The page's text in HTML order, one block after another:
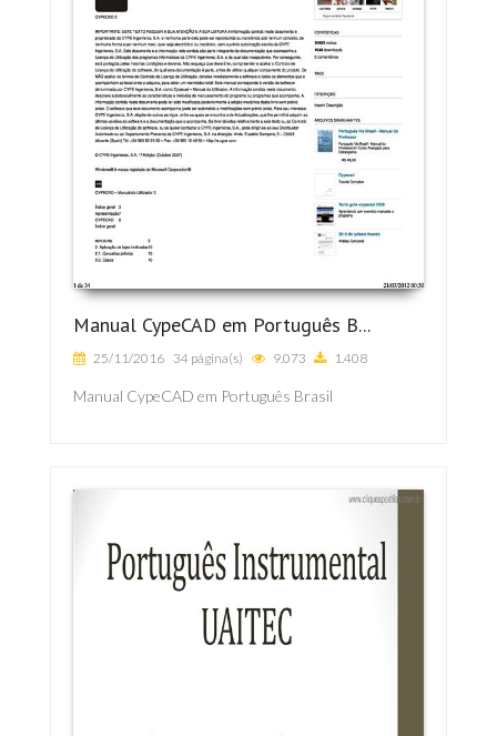
Manual CypeCAD em Português B...
25/11/2016 34 página(s) 9.073 1.408
Manual CypeCAD em Português Brasil